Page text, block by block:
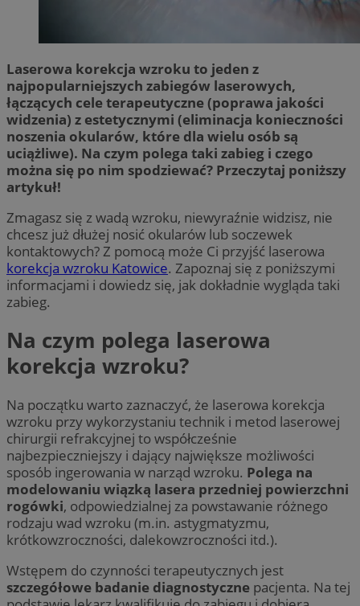
Laserowa korekcja wzroku to jeden z
najpopularniejszych zabiegów laserowych,
łączących cele terapeutyczne (poprawa jakości
widzenia) z estetycznymi (eliminacja konieczności
noszenia okularów, które dla wielu osób są
uciążliwe). Na czym polega taki zabieg i czego
można się po nim spodziewać? Przeczytaj poniższy
artykuł!
Zmagasz się z wadą wzroku, niewyraźnie widzisz, nie
chcesz już dłużej nosić okularów lub soczewek
kontaktowych? Z pomocą może Ci przyjść laserowa
korekcja wzroku Katowice. Zapoznaj się z poniższymi
informacjami i dowiedz się, jak dokładnie wygląda taki
zabieg.
Na czym polega laserowa
korekcja wzroku?
Na początku warto zaznaczyć, że laserowa korekcja
wzroku przy wykorzystaniu technik i metod laserowej
chirurgii refrakcyjnej to współcześnie
najbezpieczniejszy i dający największe możliwości
sposób ingerowania w narząd wzroku. Polega na
modelowaniu wiązką lasera przedniej powierzchni
rogówki, odpowiedzialnej za powstawanie różnego
rodzaju wad wzroku (m.in. astygmatyzmu,
krótkowzroczności, dalekowzroczności itd.).
Wstępem do czynności terapeutycznych jest
szczegółowe badanie diagnostyczne pacjenta. Na tej